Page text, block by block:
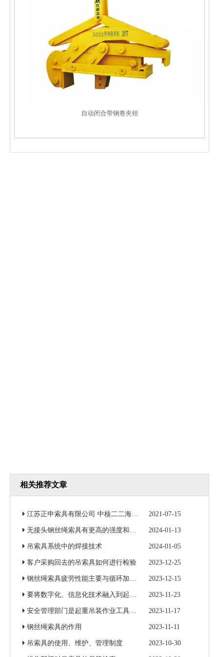
自动闭合带钢卷夹钳
相关推荐文章
江苏正申索具有限公司 中核二二海南昌江核电3号机组钢衬里模块一成功吊装 2021-07-15
无接头钢丝绳索具有更高的强度和更好的耐磨性 2024-01-13
吊索具系统中的焊接技术 2024-01-05
客户采购回去的吊索具如何进行检验 2023-12-25
钢丝绳索具疲劳性能主要与循环加载次数和加载力有关 2023-12-15
要将数字化、信息化技术融入到起重吊装作业当中 2023-11-23
安全管理部门是起重吊装作业工具的归口监督管理部门 2023-11-17
钢丝绳索具的作用 2023-11-11
吊索具的使用、维护、管理制度 2023-10-30